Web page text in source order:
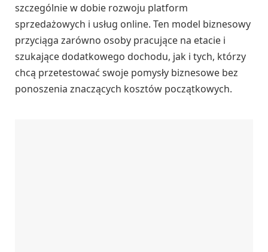
szczególnie w dobie rozwoju platform
sprzedażowych i usług online. Ten model biznesowy
przyciąga zarówno osoby pracujące na etacie i
szukające dodatkowego dochodu, jak i tych, którzy
chcą przetestować swoje pomysły biznesowe bez
ponoszenia znaczących kosztów początkowych.